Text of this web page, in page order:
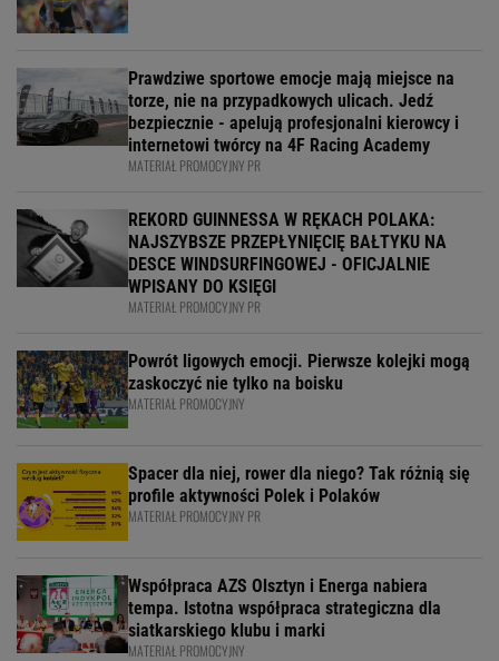
Prawdziwe sportowe emocje mają miejsce na
torze, nie na przypadkowych ulicach. Jedź
bezpiecznie - apelują profesjonalni kierowcy i
internetowi twórcy na 4F Racing Academy
MATERIAŁ PROMOCYJNY PR
REKORD GUINNESSA W RĘKACH POLAKA:
NAJSZYBSZE PRZEPŁYNIĘCIĘ BAŁTYKU NA
DESCE WINDSURFINGOWEJ - OFICJALNIE
WPISANY DO KSIĘGI
MATERIAŁ PROMOCYJNY PR
Powrót ligowych emocji. Pierwsze kolejki mogą
zaskoczyć nie tylko na boisku
MATERIAŁ PROMOCYJNY
Spacer dla niej, rower dla niego? Tak różnią się
profile aktywności Polek i Polaków
MATERIAŁ PROMOCYJNY PR
Współpraca AZS Olsztyn i Energa nabiera
tempa. Istotna współpraca strategiczna dla
siatkarskiego klubu i marki
MATERIAŁ PROMOCYJNY